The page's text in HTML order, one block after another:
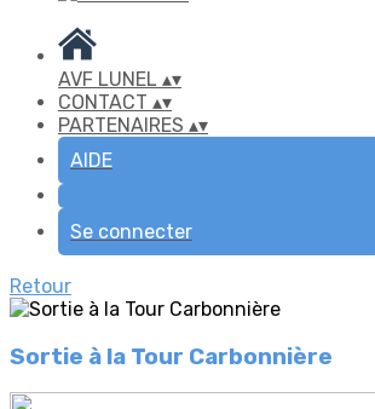
AVF LUNEL ▴▾
CONTACT ▴▾
PARTENAIRES ▴▾
AIDE
Se connecter
Retour
Sortie à la Tour Carbonnière